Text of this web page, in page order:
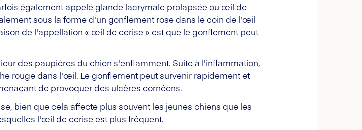
également appelé glande lacrymale prolapsée ou œil de
sous la forme d'un gonflement rose dans le coin de l'œil
de l'appellation « œil de cerise » est que le gonflement peut
des paupières du chien s'enflamment. Suite à l'inflammation,
rouge dans l'œil. Le gonflement peut survenir rapidement et
de provoquer des ulcères cornéens.
bien que cela affecte plus souvent les jeunes chiens que les
l'œil de cerise est plus fréquent.